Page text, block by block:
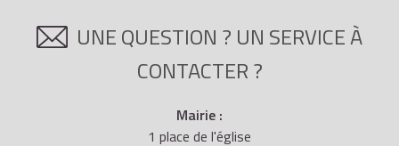
UNE QUESTION ? UN SERVICE À
CONTACTER ?
Mairie :
1 place de l'église